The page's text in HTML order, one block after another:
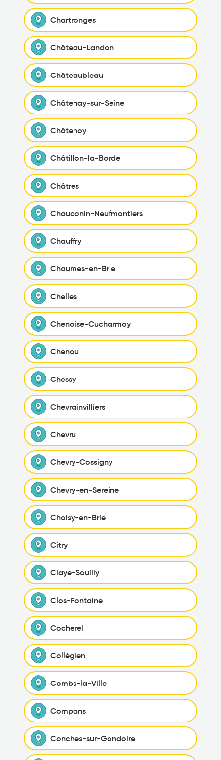
Chartronges
Château-Landon
Châteaubleau
Châtenay-sur-Seine
Châtenoy
Châtillon-la-Borde
Châtres
Chauconin-Neufmontiers
Chauffry
Chaumes-en-Brie
Chelles
Chenoise-Cucharmoy
Chenou
Chessy
Chevrainvilliers
Chevru
Chevry-Cossigny
Chevry-en-Sereine
Choisy-en-Brie
Citry
Claye-Souilly
Clos-Fontaine
Cocherel
Collégien
Combs-la-Ville
Compans
Conches-sur-Gondoire